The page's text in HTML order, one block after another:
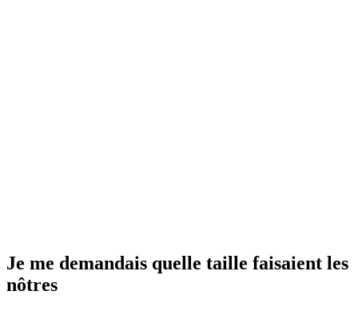
Je me demandais quelle taille faisaient les
nôtres